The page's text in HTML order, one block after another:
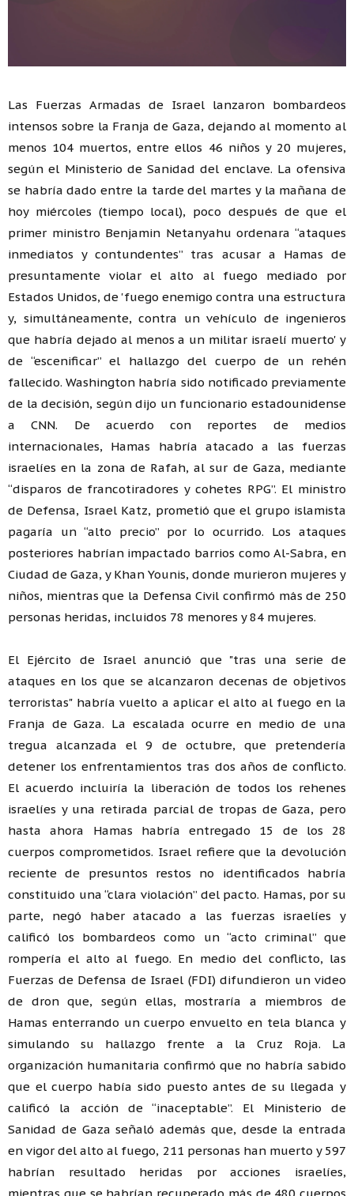
Las Fuerzas Armadas de Israel lanzaron bombardeos
intensos sobre la Franja de Gaza, dejando al momento al
menos 104 muertos, entre ellos 46 niños y 20 mujeres,
según el Ministerio de Sanidad del enclave. La ofensiva
se habría dado entre la tarde del martes y la mañana de
hoy miércoles (tiempo local), poco después de que el
primer ministro Benjamin Netanyahu ordenara “ataques
inmediatos y contundentes” tras acusar a Hamas de
presuntamente violar el alto al fuego mediado por
Estados Unidos, de 'fuego enemigo contra una estructura
y, simultáneamente, contra un vehículo de ingenieros
que habría dejado al menos a un militar israelí muerto' y
de “escenificar” el hallazgo del cuerpo de un rehén
fallecido. Washington habría sido notificado previamente
de la decisión, según dijo un funcionario estadounidense
a CNN. De acuerdo con reportes de medios
internacionales, Hamas habría atacado a las fuerzas
israelíes en la zona de Rafah, al sur de Gaza, mediante
“disparos de francotiradores y cohetes RPG”. El ministro
de Defensa, Israel Katz, prometió que el grupo islamista
pagaría un “alto precio” por lo ocurrido. Los ataques
posteriores habrían impactado barrios como Al-Sabra, en
Ciudad de Gaza, y Khan Younis, donde murieron mujeres y
niños, mientras que la Defensa Civil confirmó más de 250
personas heridas, incluidos 78 menores y 84 mujeres.
El Ejército de Israel anunció que "tras una serie de
ataques en los que se alcanzaron decenas de objetivos
terroristas" habría vuelto a aplicar el alto al fuego en la
Franja de Gaza. La escalada ocurre en medio de una
tregua alcanzada el 9 de octubre, que pretendería
detener los enfrentamientos tras dos años de conflicto.
El acuerdo incluiría la liberación de todos los rehenes
israelíes y una retirada parcial de tropas de Gaza, pero
hasta ahora Hamas habría entregado 15 de los 28
cuerpos comprometidos. Israel refiere que la devolución
reciente de presuntos restos no identificados habría
constituido una “clara violación” del pacto. Hamas, por su
parte, negó haber atacado a las fuerzas israelíes y
calificó los bombardeos como un “acto criminal” que
rompería el alto al fuego. En medio del conflicto, las
Fuerzas de Defensa de Israel (FDI) difundieron un video
de dron que, según ellas, mostraría a miembros de
Hamas enterrando un cuerpo envuelto en tela blanca y
simulando su hallazgo frente a la Cruz Roja. La
organización humanitaria confirmó que no habría sabido
que el cuerpo había sido puesto antes de su llegada y
calificó la acción de “inaceptable”. El Ministerio de
Sanidad de Gaza señaló además que, desde la entrada
en vigor del alto al fuego, 211 personas han muerto y 597
habrían resultado heridas por acciones israelíes,